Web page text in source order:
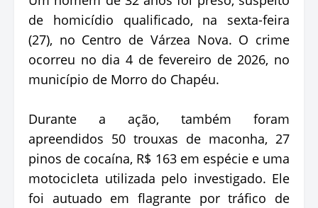
de homicídio qualificado, na sexta-feira
(27), no Centro de Várzea Nova. O crime
ocorreu no dia 4 de fevereiro de 2026, no
município de Morro do Chapéu.
Durante a ação, também foram
apreendidos 50 trouxas de maconha, 27
pinos de cocaína, R$ 163 em espécie e uma
motocicleta utilizada pelo investigado. Ele
foi autuado em flagrante por tráfico de